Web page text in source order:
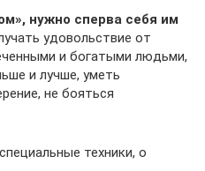
нужно сперва себя им
удовольствие от
и богатыми людьми,
и лучше, уметь
не бояться
техники, о